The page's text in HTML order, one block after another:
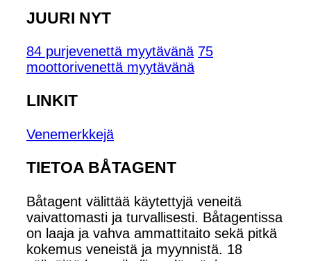
JUURI NYT
84 purjevenettä myytävänä 75
moottorivenettä myytävänä
LINKIT
Venemerkkejä
TIETOA BÅTAGENT
Båtagent välittää käytettyjä veneitä
vaivattomasti ja turvallisesti. Båtagentissa
on laaja ja vahva ammattitaito sekä pitkä
kokemus veneistä ja myynnistä. 18